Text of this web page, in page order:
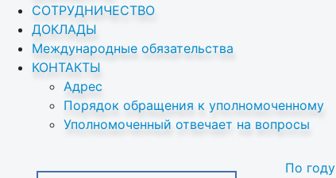
СОТРУДНИЧЕСТВО
ДОКЛАДЫ
Международные обязательства
КОНТАКТЫ
Адрес
Порядок обращения к уполномоченному
Уполномоченный отвечает на вопросы
По году